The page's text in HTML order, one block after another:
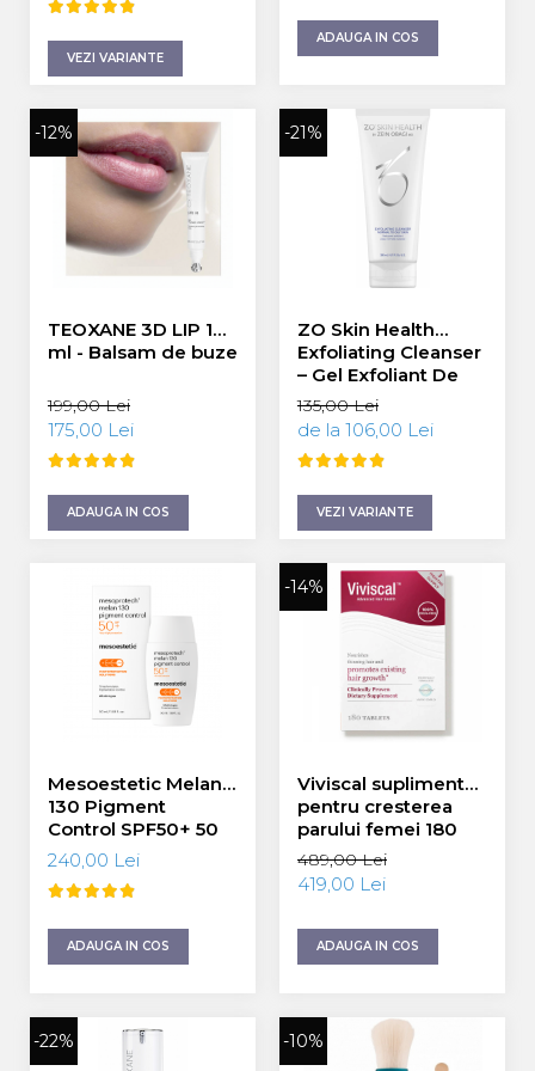
Fond de ten
Tratament
TEOXANE
MESOESTETIC
Age Element
Bodyshock
Melan TRAN3X
Mesoprotech
Sensitive
FILLMED SKIN PERFUSION
VIVISCAL
MEDIDERMA
SKINBETTER
SKIN TECH
ASCE Plus
DERMIA SOLUTION
DSD De LUXE
Colagen & Frumusete
Echilibru & Somn
Cicatrici Si Vergeturi
Rozacee/ Cuperoza
VEZI VARIANTE
ADAUGA IN COS
-12%
TEOXANE 3D LIP 10
ml - Balsam de buze
199,00 Lei
175,00 Lei
ADAUGA IN COS
-21%
ZO Skin Health
Exfoliating Cleanser
– Gel Exfoliant De
Curățare (Ten
Normal/Gras)
60/200ml
135,00 Lei
de la 106,00 Lei
VEZI VARIANTE
Mesoestetic Melan
130 Pigment
Control SPF50+ 50
ml
240,00 Lei
ADAUGA IN COS
-14%
Viviscal supliment
pentru cresterea
parului femei 180
tablete
489,00 Lei
419,00 Lei
ADAUGA IN COS
-22% -10%